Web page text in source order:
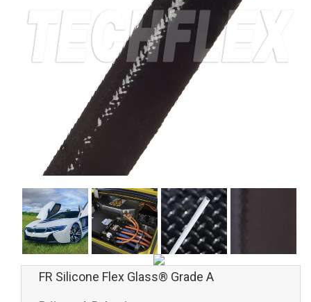
FR Silicone Flex Glass® Grade A